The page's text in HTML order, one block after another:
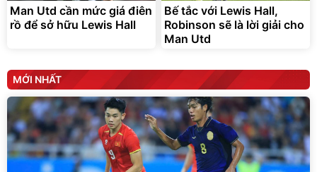
Man Utd cần mức giá điên
rồ để sở hữu Lewis Hall
Bế tắc với Lewis Hall,
Robinson sẽ là lời giải cho
Man Utd
MỚI NHẤT